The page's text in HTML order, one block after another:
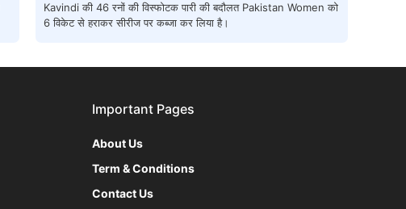
Kavindi की 46 रनों की विस्फोटक पारी की बदौलत Pakistan Women को
6 विकेट से हराकर सीरीज पर कब्जा कर लिया है।
Important Pages
About Us
Term & Conditions
Contact Us